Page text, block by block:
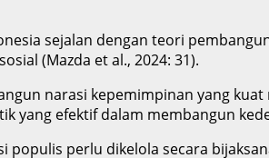
sejalan dengan teori
(Mazda et al., 2024: 31).
narasi kepemimpinan yang
yang efektif dalam membangun
perlu dikelola secara